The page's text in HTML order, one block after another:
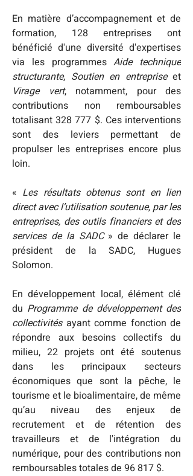
En matière d’accompagnement et de
formation, 128 entreprises ont
bénéficié d'une diversité d'expertises
via les programmes Aide technique
structurante, Soutien en entreprise
Virage vert, notamment, pour des
contributions non remboursables
totalisant 328 777 $. Ces interventions
sont des leviers permettant de
propulser les entreprises encore plus
loin.
« Les résultats obtenus sont en lien
direct avec l’utilisation soutenue, par les
entreprises, des outils financiers et des
services de la SADC » de déclarer le
président de la SADC, Hugues
Solomon.
En développement local, élément clé
du Programme de développement des
collectivités ayant comme fonction de
répondre aux besoins collectifs du
milieu, 22 projets ont été soutenus
dans les principaux secteurs
économiques que sont la pêche, le
tourisme et le bioalimentaire, de même
qu’au niveau
des enjeux de
recrutement et de rétention des
travailleurs et de
l'intégration du
numérique, pour des contributions non
remboursables totales de 96 817 $.